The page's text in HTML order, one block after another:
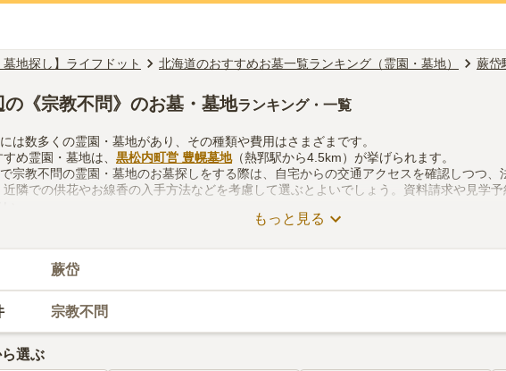
墓地探し】ライフドット 北海道のおすすめお墓一覧ランキング（霊園・墓地） 蕨岱
の《宗教不問》のお墓・墓地ランキング・一覧
は数多くの霊園・墓地があり、その種類や費用はさまざまです。
め霊園・墓地は、 黒松内町営 豊幌墓地（熱郛駅から4.5km）が挙げられます。
宗教不問の霊園・墓地のお墓探しをする際は、自宅からの交通アクセスを確認しつつ、
隣での供花やお線香の入手方法などを考慮して選ぶとよいでしょう。資料請求や見学
。
もっと見る
蕨岱
宗教不問
選ぶ